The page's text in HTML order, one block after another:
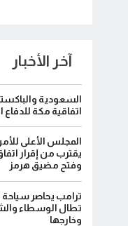
آخر الأخبار
السعودية
اتفاقية مكة
المجلس الأعلى
يقترب من إقرار
وفتح مضيق هرمز
ترامب يحاصر سياحة
تطال الوسطاء
وخارجها